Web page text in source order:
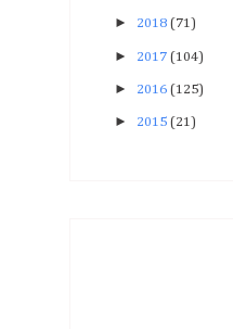
► 2018 (71)
► 2017 (104)
► 2016 (125)
► 2015 (21)